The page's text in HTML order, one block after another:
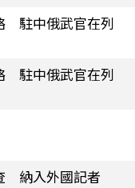
駐中俄武官在列
駐中俄武官在列
納入外國記者